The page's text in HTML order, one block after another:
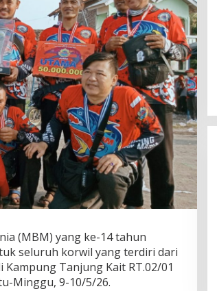
(MBM) yang ke-14 tahun
seluruh korwil yang terdiri dari
Tanjung Kait RT.02/01
Minggu, 9-10/5/26.
Fenomena “Dascomology” Dinilai
Cerminkan Pentingnya Komunikasi
Politik dalam Menjaga
Kepercayaan Publik
| 5 Juli 2026